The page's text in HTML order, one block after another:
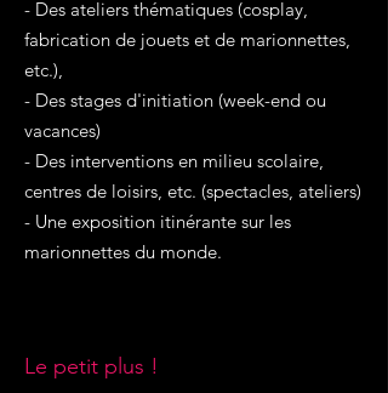
- Des ateliers thématiques (cosplay,
fabrication de jouets et de marionnettes,
etc.),
- Des stages d'initiation (week-end ou
vacances)
- Des interventions en milieu scolaire,
centres de loisirs, etc. (spectacles, ateliers)
- Une exposition itinérante sur les
marionnettes du monde.
Le petit plus !